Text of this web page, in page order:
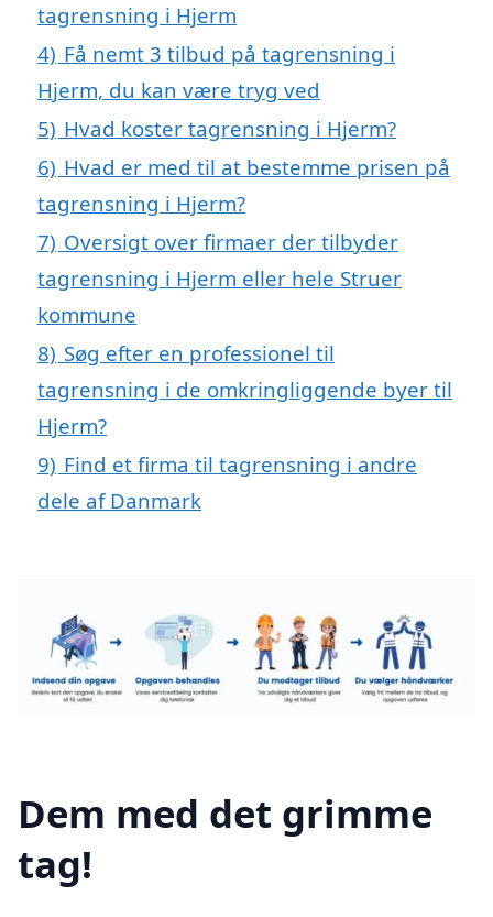
tagrensning i Hjerm
4) Få nemt 3 tilbud på tagrensning i
Hjerm, du kan være tryg ved
5) Hvad koster tagrensning i Hjerm?
6) Hvad er med til at bestemme prisen på
tagrensning i Hjerm?
7) Oversigt over firmaer der tilbyder
tagrensning i Hjerm eller hele Struer
kommune
8) Søg efter en professionel til
tagrensning i de omkringliggende byer til
Hjerm?
9) Find et firma til tagrensning i andre
dele af Danmark
Dem med det grimme
tag!